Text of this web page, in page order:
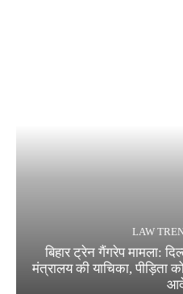
LAW
बिहार ट्रेन गैंगरेप मामला:
मंत्रालय की याचिका,